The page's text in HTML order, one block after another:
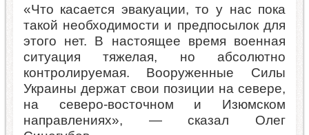
«Что касается эвакуации, то у нас пока
такой необходимости и предпосылок для
этого нет. В настоящее время военная
ситуация тяжелая, но абсолютно
контролируемая. Вооруженные Силы
Украины держат свои позиции на севере,
на северо-восточном и Изюмском
направлениях», — сказал Олег